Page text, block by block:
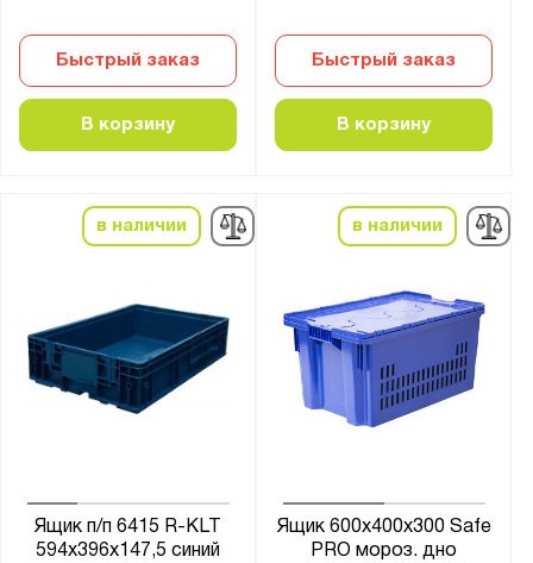
Быстрый заказ
В корзину
Быстрый заказ
В корзину
в наличии
Ящик п/п 6415 R-KLT
594х396х147,5 синий
в наличии
Ящик 600х400х300 Safe
PRO мороз. дно